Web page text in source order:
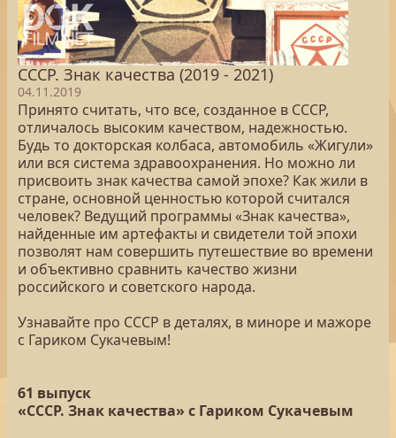
СССР. Знак качества (2019 - 2021)
04.11.2019
Принято считать, что все, созданное в СССР,
отличалось высоким качеством, надежностью.
Будь то докторская колбаса, автомобиль «Жигули»
или вся система здравоохранения. Но можно ли
присвоить знак качества самой эпохе? Как жили в
стране, основной ценностью которой считался
человек? Ведущий программы «Знак качества»,
найденные им артефакты и свидетели той эпохи
позволят нам совершить путешествие во времени
и объективно сравнить качество жизни
российского и советского народа.
Узнавайте про СССР в деталях, в миноре и мажоре
с Гариком Сукачевым!
61 выпуск
«СССР. Знак качества» с Гариком Сукачевым